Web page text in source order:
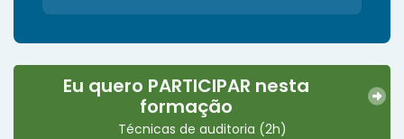
Eu quero PARTICIPAR nesta
formação
Técnicas de auditoria (2h)